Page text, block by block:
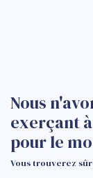
Nous
exerçant
pour le
Vous trouverez